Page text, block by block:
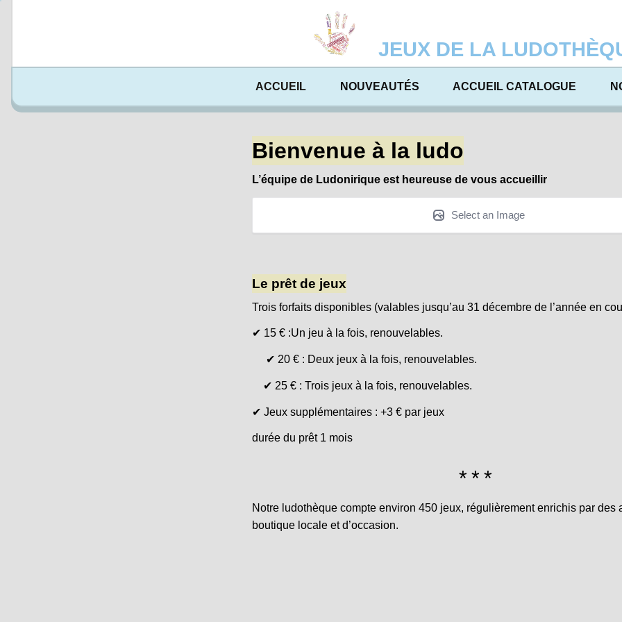
JEUX DE LA
ACCUEIL NOUVEAUTÉS ACCUEIL CATALOGUE
Bienvenue à la ludo
L’équipe de Ludonirique est heureuse de vous accueillir
Select an Image
Le prêt de jeux
Trois forfaits disponibles (valables jusqu’au 31 décembre de l’année en
✔ 15 € :Un jeu à la fois, renouvelables.
✔ 20 € : Deux jeux à la fois, renouvelables.
✔ 25 € : Trois jeux à la fois, renouvelables.
✔ Jeux supplémentaires : +3 € par jeux
durée du prêt 1 mois
Notre ludothèque compte environ 450 jeux, régulièrement enrichis par des
boutique locale et d’occasion.